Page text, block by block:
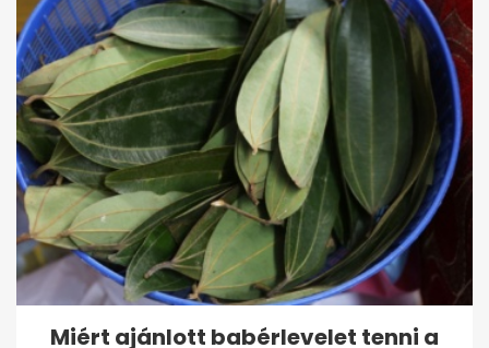
Miért ajánlott babérlevelet tenni a